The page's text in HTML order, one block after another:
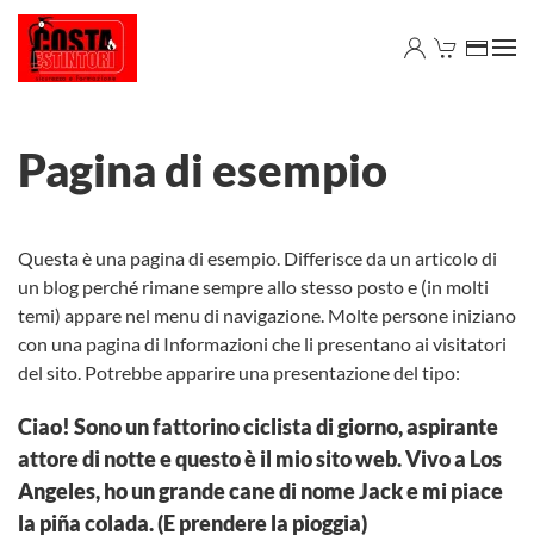
Skip to main content
Pagina di esempio
Questa è una pagina di esempio. Differisce da un articolo di
un blog perché rimane sempre allo stesso posto e (in molti
temi) appare nel menu di navigazione. Molte persone iniziano
con una pagina di Informazioni che li presentano ai visitatori
del sito. Potrebbe apparire una presentazione del tipo:
Ciao! Sono un fattorino ciclista di giorno, aspirante
attore di notte e questo è il mio sito web. Vivo a Los
Angeles, ho un grande cane di nome Jack e mi piace
la piña colada. (E prendere la pioggia)